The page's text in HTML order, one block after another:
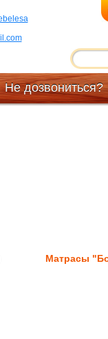
Не дозвониться?
Матрасы